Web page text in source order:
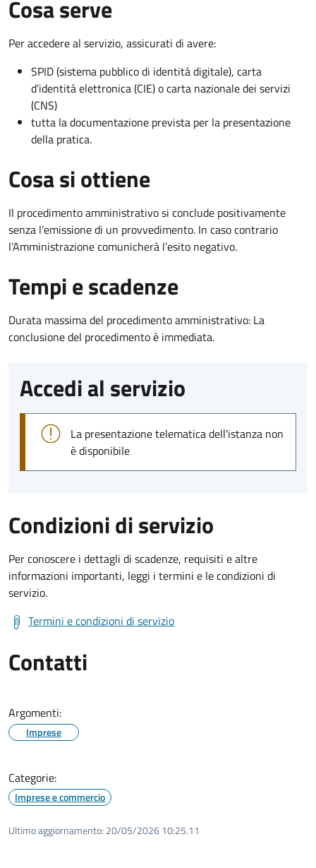
Cosa serve
Per accedere al servizio, assicurati di avere:
SPID (sistema pubblico di identità digitale), carta
d’identità elettronica (CIE) o carta nazionale dei servizi
(CNS)
tutta la documentazione prevista per la presentazione
della pratica.
Cosa si ottiene
Il procedimento amministrativo si conclude positivamente
senza l’emissione di un provvedimento. In caso contrario
l’Amministrazione comunicherà l’esito negativo.
Tempi e scadenze
Durata massima del procedimento amministrativo: La
conclusione del procedimento è immediata.
Accedi al servizio
La presentazione telematica dell'istanza non
è disponibile
Condizioni di servizio
Per conoscere i dettagli di scadenze, requisiti e altre
informazioni importanti, leggi i termini e le condizioni di
servizio.
Termini e condizioni di servizio
Contatti
Argomenti:
Imprese
Categorie:
Imprese e commercio
Ultimo aggiornamento: 20/05/2026 10:25.11